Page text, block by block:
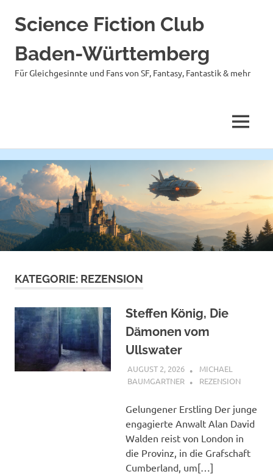
Inhalt
springen
Science Fiction Club
Baden-Württemberg
Für Gleichgesinnte und Fans von SF, Fantasy, Fantastik & mehr
MENÜ
KATEGORIE: REZENSION
Steffen König, Die
Dämonen vom
Ullswater
AUGUST 2, 2026
MICHAEL
BAUMGARTNER
REZENSION
Gelungener Erstling Der junge
engagierte Anwalt Alan David
Walden reist von London in
die Provinz, in die Grafschaft
Cumberland, um[…]